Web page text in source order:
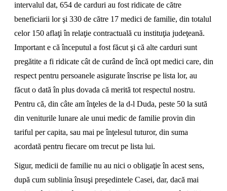
intervalul dat, 654 de carduri au fost ridicate de către
beneficiarii lor şi 330 de către 17 medici de familie, din totalul
celor 150 aflaţi în relaţie contractuală cu instituţia judeţeană.
Important e că începutul a fost făcut şi că alte carduri sunt
pregătite a fi ridicate cât de curând de încă opt medici care, din
respect pentru persoanele asigurate înscrise pe lista lor, au
făcut o dată în plus dovada că merită tot respectul nostru.
Pentru că, din câte am înţeles de la d-l Duda, peste 50 la sută
din veniturile lunare ale unui medic de familie provin din
tariful per capita, sau mai pe înţelesul tuturor, din suma
acordată pentru fiecare om trecut pe lista lui.
Sigur, medicii de familie nu au nici o obligaţie în acest sens,
după cum sublinia însuşi preşedintele Casei, dar, dacă mai